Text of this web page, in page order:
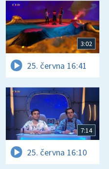
3:02
25. června 16:41
7:14
25. června 16:10